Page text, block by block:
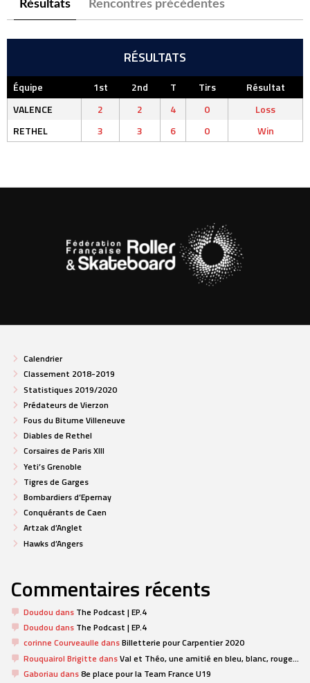
Résultats Rencontres précédentes
RÉSULTATS
Équipe 1st 2nd T Tirs
Résultat
VALENCE
2 2 4 0
Loss
RETHEL
3 3 6 0 Win
Calendrier
Classement 2018-2019
Statistiques 2019/2020
Prédateurs de Vierzon
Fous du Bitume Villeneuve
Diables de Rethel
Corsaires de Paris XIII
Yeti’s Grenoble
Tigres de Garges
Bombardiers d’Epernay
Conquérants de Caen
Artzak d’Anglet
Hawks d’Angers
Commentaires récents
Doudou dans The Podcast | EP.4
Doudou dans The Podcast | EP.4
corinne Courveaulle dansBilletterie pour Carpentier 2020
Rouquairol Brigitte dansVal et Théo, une amitié en bleu, blanc, rouge…
Gaboriau dans8e place pour la Team France U19